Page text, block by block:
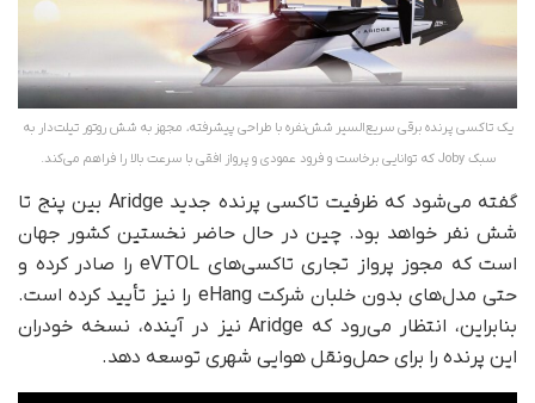
یک تاکسی پرنده برقی سریع‌السیر شش‌نفره با طراحی پیشرفته، مجهز به شش روتور تیلت‌دار به
سبک Joby که توانایی برخاست و فرود عمودی و پرواز افقی با سرعت بالا را فراهم می‌کند.
گفته می‌شود که ظرفیت تاکسی پرنده جدید Aridge بین پنج تا
شش نفر خواهد بود. چین در حال حاضر نخستین کشور جهان
است که مجوز پرواز تجاری تاکسی‌های eVTOL را صادر کرده و
حتی مدل‌های بدون خلبان شرکت eHang را نیز تأیید کرده است.
بنابراین، انتظار می‌رود که Aridge نیز در آینده، نسخه‌ خودران
این پرنده را برای حمل‌ونقل هوایی شهری توسعه دهد.